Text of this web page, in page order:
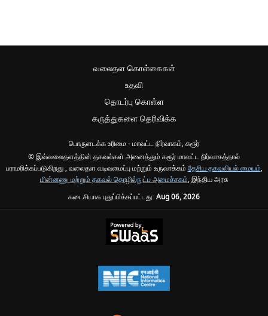
வலைதள கொள்கைகள்
உதவி
தொடர்பு கொள்ள
கருத்துகளை தெரிவிக்க
பொருளடக்க உரிமை - மாவட்ட நிர்வாகம், கரூர்
© இவ்வலைதளத்தின் தகவல்கள் அனைத்தும் கரூர் மாவட்ட நிர்வாகத்தால்
பராமரிக்கப்படுகிறது , வலைதள வடிவமைப்பு மற்றும் உருவாக்கம் தேசிய தகவலியல் மையம்,
மின்னணு மற்றும் தகவல் தொழில்நுட்ப அமைச்சகம், இந்திய அரசு
கடைசியாக புதுப்பிக்கப்பட்டது: Aug 06, 2026